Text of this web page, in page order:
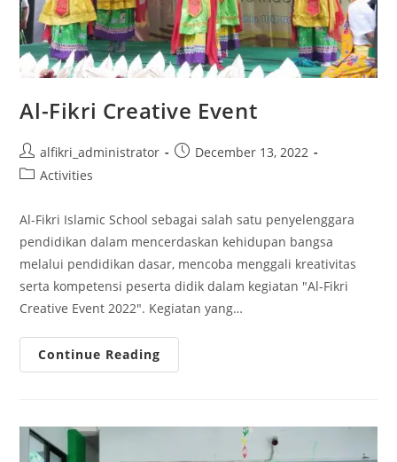
Al-Fikri Creative Event
Post
author:
alfikri_administrator
PostDecember 13, 2022
PostActivities
Al-Fikri Islamic School sebagai salah satu penyelenggara
pendidikan dalam mencerdaskan kehidupan bangsa
melalui pendidikan dasar, mencoba menggali kreativitas
serta kompetensi peserta didik dalam kegiatan "Al-Fikri
Creative Event 2022". Kegiatan yang…
Continue Reading
Creative